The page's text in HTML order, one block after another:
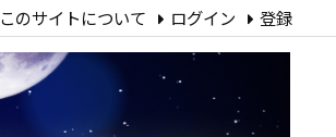
このサイトについて ログイン 登録